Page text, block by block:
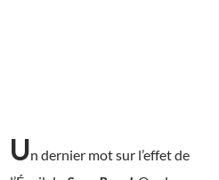
Un dernier mot sur l’effet de